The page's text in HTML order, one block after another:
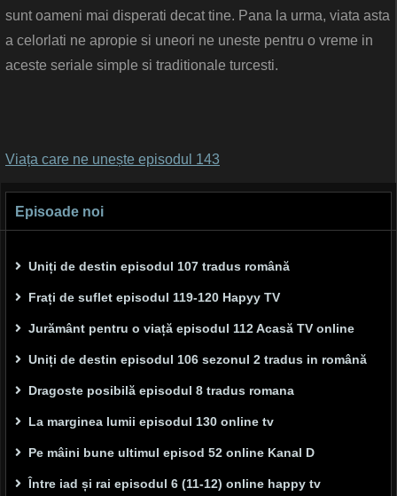
sunt oameni mai disperati decat tine. Pana la urma, viata asta
a celorlati ne apropie si uneori ne uneste pentru o vreme in
aceste seriale simple si traditionale turcesti.
Viața care ne unește episodul 143
Episoade noi
Uniți de destin episodul 107 tradus română
Frați de suflet episodul 119-120 Hapyy TV
Jurământ pentru o viață episodul 112 Acasă TV online
Uniți de destin episodul 106 sezonul 2 tradus in română
Dragoste posibilă episodul 8 tradus romana
La marginea lumii episodul 130 online tv
Pe mâini bune ultimul episod 52 online Kanal D
Între iad și rai episodul 6 (11-12) online happy tv